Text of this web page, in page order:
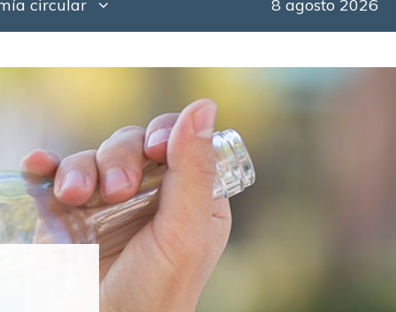
circular 8 agosto 2026